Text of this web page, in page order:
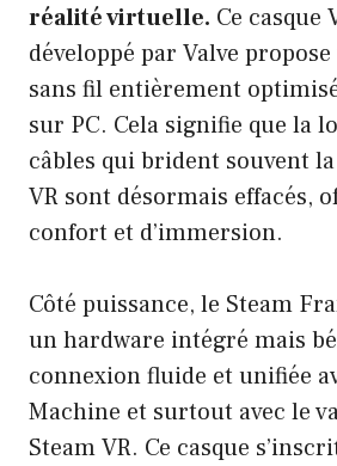
réalité virtuelle. Ce casque
développé par Valve
sans fil entièrement
sur PC. Cela signifie que la
câbles qui brident souvent
VR sont désormais effacés,
confort et d’immersion.
Côté puissance, le Steam
un hardware intégré mais
connexion fluide et unifiée
Machine et surtout avec le
Steam VR. Ce casque